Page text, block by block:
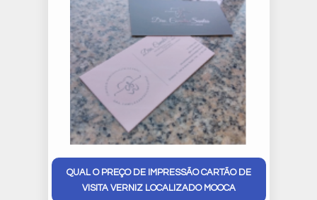
QUAL O PREÇO DE IMPRESSÃO CARTÃO DE
VISITA VERNIZ LOCALIZADO MOOCA